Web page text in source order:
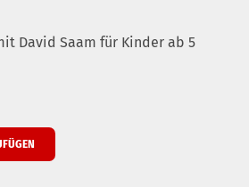
David Saam für Kinder ab 5